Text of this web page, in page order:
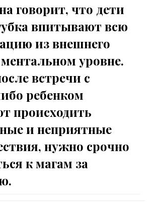
говорит, что дети
впитывают всю
из внешнего
уровне.
встречи с
ребенком
происходить
и неприятные
нужно срочно
к магам за